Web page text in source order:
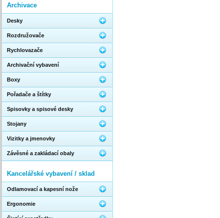
Archivace
Desky
Rozdružovače
Rychlovazače
Archivační vybavení
Boxy
Pořadače a štítky
Spisovky a spisové desky
Stojany
Vizitky a jmenovky
Závěsné a zakládací obaly
Kancelářské vybavení / sklad
Odlamovací a kapesní nože
Ergonomie